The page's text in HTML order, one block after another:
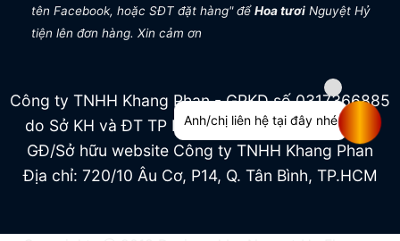
tên Facebook, hoặc SĐT đặt hàng" đểHoa tươi Nguyệt Hỷ
tiện lên đơn hàng. Xin cảm ơn
Công ty TNHH Khang Phan - GPKD số 0317366885
do Sở KH và ĐT TP HCM cấp ngày 04/07/2022
GĐ/Sở hữu website Công ty TNHH Khang Phan
Địa chỉ: 720/10 Âu Cơ, P14, Q. Tân Bình, TP.HCM
Anh/chị liên hệ tại đây nhé